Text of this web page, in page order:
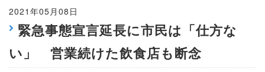
2021年05月08日
緊急事態宣言延長に市民は「仕方な
い」 営業続けた飲食店も断念